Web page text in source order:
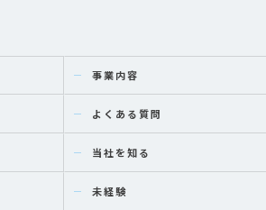
事業内容
よくある質問
当社を知る
未経験